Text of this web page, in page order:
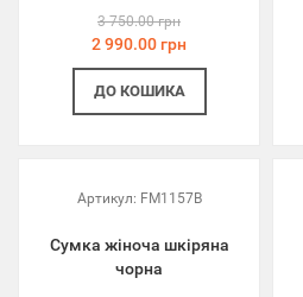
3 750.00 грн
2 990.00 грн
ДО КОШИКА
Артикул: FM1157B
Сумка жіноча шкіряна
чорна